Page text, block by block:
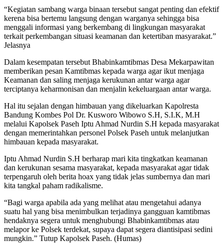
“Kegiatan sambang warga binaan tersebut sangat penting dan efektif
kerena bisa bertemu langsung dengan warganya sehingga bisa
menggali informasi yang berkembang di lingkungan masyarakat
terkait perkembangan situasi keamanan dan ketertiban masyarakat.”
Jelasnya
Dalam kesempatan tersebut Bhabinkamtibmas Desa Mekarpawitan
memberikan pesan Kamtibmas kepada warga agar ikut menjaga
Keamanan dan saling menjaga kerukunan antar warga agar
terciptanya keharmonisan dan menjalin kekeluargaan antar warga.
Hal itu sejalan dengan himbauan yang dikeluarkan Kapolresta
Bandung Kombes Pol Dr. Kusworo Wibowo S.H, S.I.K, M.H
melalui Kapolsek Paseh Iptu Ahmad Nurdin S.H kepada masyarakat
dengan memerintahkan personel Polsek Paseh untuk melanjutkan
himbauan kepada masyarakat.
Iptu Ahmad Nurdin S.H berharap mari kita tingkatkan keamanan
dan kerukunan sesama masyarakat, kepada masyarakat agar tidak
terpengaruh oleh berita hoax yang tidak jelas sumbernya dan mari
kita tangkal paham radikalisme.
“Bagi warga apabila ada yang melihat atau mengetahui adanya
suatu hal yang bisa menimbulkan terjadinya gangguan kamtibmas
hendaknya segera untuk menghubungi Bhabinkamtibmas atau
melapor ke Polsek terdekat, supaya dapat segera diantisipasi sedini
mungkin.” Tutup Kapolsek Paseh. (Humas)